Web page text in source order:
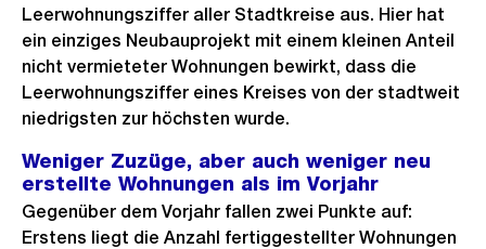
Leerwohnungsziffer aller Stadtkreise aus. Hier hat
ein einziges Neubauprojekt mit einem kleinen Anteil
nicht vermieteter Wohnungen bewirkt, dass die
Leerwohnungsziffer eines Kreises von der stadtweit
niedrigsten zur höchsten wurde.
Weniger Zuzüge, aber auch weniger neu
erstellte Wohnungen als im Vorjahr
Gegenüber dem Vorjahr fallen zwei Punkte auf:
Erstens liegt die Anzahl fertiggestellter Wohnungen